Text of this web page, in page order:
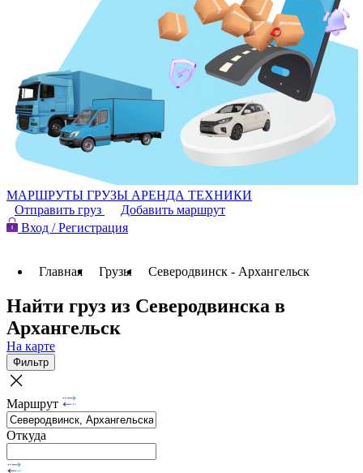
МАРШРУТЫ ГРУЗЫ АРЕНДА ТЕХНИКИ
Отправить груз
Добавить маршрут
Вход / Регистрация
Главная Грузы Северодвинск - Архангельск
Найти груз из Северодвинска в
Архангельск
На карте
Фильтр
Маршрут
Откуда